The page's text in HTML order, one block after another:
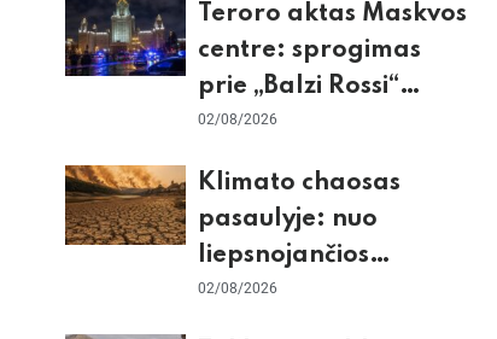
ekonomika
Teroro aktas Maskvos
centre: sprogimas
prie „Balzi Rossi“
restorano,
tikrieji taikiniai
02/08/2026
Klimato chaosas
pasaulyje: nuo
liepsnojančios
Europos iki
02/08/2026